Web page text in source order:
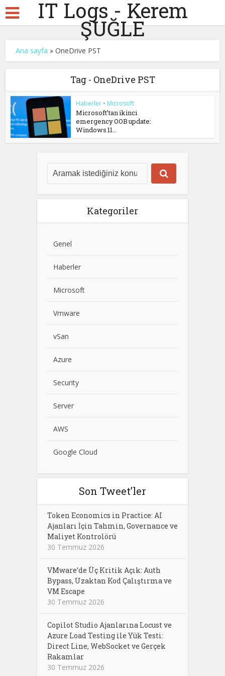
IT Logs - Kerem
ŞUĞLE
Ana sayfa »OneDrive PST
Tag - OneDrive PST
Haberler • Microsoft
Microsoft’tan ikinci
emergency OOB update:
Windows 11...
Kategoriler
Genel
Haberler
Microsoft
Vmware
vSan
Azure
Security
Server
AWS
Google Cloud
Son Tweet’ler
Token Economics in Practice: AI
Ajanları İçin Tahmin, Governance ve
Maliyet Kontrolörü
30 Temmuz 2026
VMware’de Üç Kritik Açık: Auth
Bypass, Uzaktan Kod Çalıştırma ve
VM Escape
30 Temmuz 2026
Copilot Studio Ajanlarına Locust ve
Azure Load Testing ile Yük Testi:
Direct Line, WebSocket ve Gerçek
Rakamlar
30 Temmuz 2026